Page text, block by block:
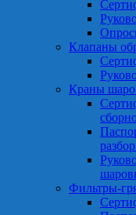
Клапаны
Краны
Фильтры-